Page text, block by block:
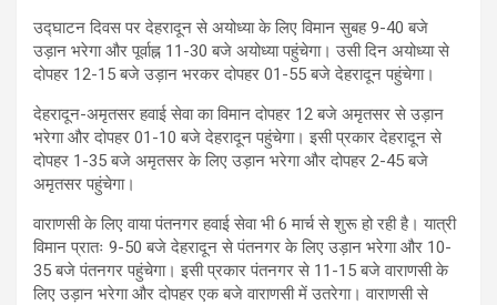
उद्घाटन दिवस पर देहरादून से अयोध्या के लिए विमान सुबह 9-40 बजे
उड़ान भरेगा और पूर्वाह्न 11-30 बजे अयोध्या पहुंचेगा। उसी दिन अयोध्या से
दोपहर 12-15 बजे उड़ान भरकर दोपहर 01-55 बजे देहरादून पहुंचेगा।
देहरादून-अमृतसर हवाई सेवा का विमान दोपहर 12 बजे अमृतसर से उड़ान
भरेगा और दोपहर 01-10 बजे देहरादून पहुंचेगा। इसी प्रकार देहरादून से
दोपहर 1-35 बजे अमृतसर के लिए उड़ान भरेगा और दोपहर 2-45 बजे
अमृतसर पहुंचेगा।
वाराणसी के लिए वाया पंतनगर हवाई सेवा भी 6 मार्च से शुरू हो रही है। यात्री
विमान प्रातः 9-50 बजे देहरादून से पंतनगर के लिए उड़ान भरेगा और 10-
35 बजे पंतनगर पहुंचेगा। इसी प्रकार पंतनगर से 11-15 बजे वाराणसी के
लिए उड़ान भरेगा और दोपहर एक बजे वाराणसी में उतरेगा। वाराणसी से